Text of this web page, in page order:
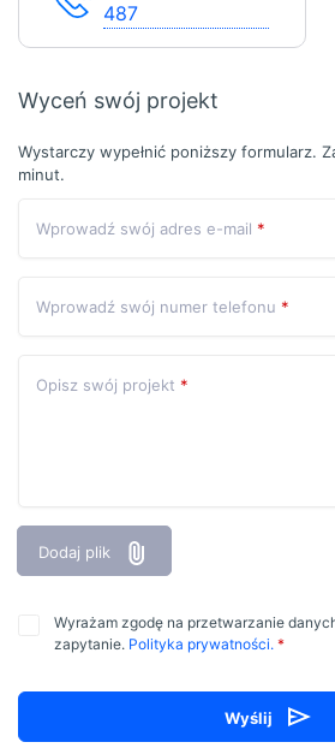
487
Wyceń swój projekt
Wystarczy wypełnić poniższy formularz.
minut.
Wprowadź swój adres e-mail *
Wprowadź swój numer telefonu *
Opisz swój projekt *
Dodaj plik
Wyrażam zgodę na przetwarzanie
zapytanie. Polityka prywatności. *
Wyślij